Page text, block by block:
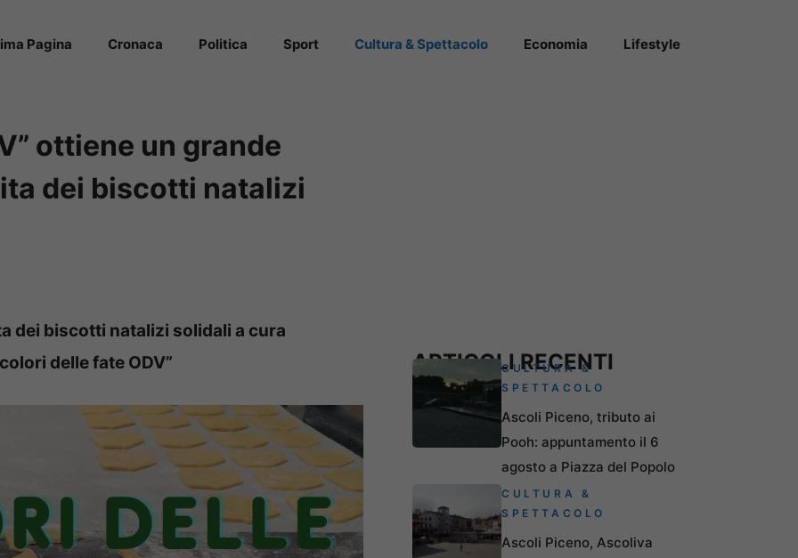
Pagina Cronaca Politica Sport Cultura & Spettacolo Economia Lifestyle
ottiene un grande
dei biscotti natalizi
dei biscotti natalizi solidali a cura
delle fate ODV”
ARTICOLI RECENTI
CULTURA &
SPETTACOLO
Ascoli Piceno, tributo ai
Pooh: appuntamento il 6
agosto a Piazza del Popolo
CULTURA &
SPETTACOLO
Ascoli Piceno, Ascoliva